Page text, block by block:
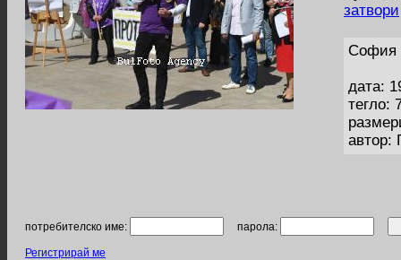
затвори
София
дата:
тегло:
автор:
потребителско име: парола:
Регистрирай ме